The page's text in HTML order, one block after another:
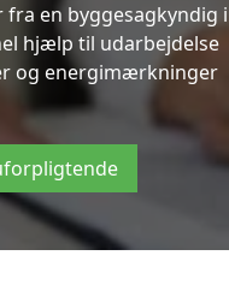
en byggesagkyndig i
hjælp til udarbejdelse
og energimærkninger